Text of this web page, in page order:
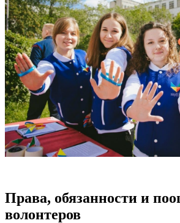
Права, обязанности и
волонтеров